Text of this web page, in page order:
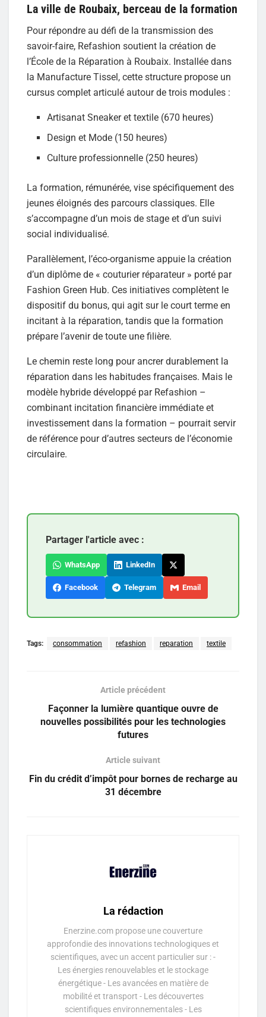
La ville de Roubaix, berceau de la formation
Pour répondre au défi de la transmission des
savoir-faire, Refashion soutient la création de
l’École de la Réparation à Roubaix. Installée dans
la Manufacture Tissel, cette structure propose un
cursus complet articulé autour de trois modules :
Artisanat Sneaker et textile (670 heures)
Design et Mode (150 heures)
Culture professionnelle (250 heures)
La formation, rémunérée, vise spécifiquement des
jeunes éloignés des parcours classiques. Elle
s’accompagne d’un mois de stage et d’un suivi
social individualisé.
Parallèlement, l’éco-organisme appuie la création
d’un diplôme de « couturier réparateur » porté par
Fashion Green Hub. Ces initiatives complètent le
dispositif du bonus, qui agit sur le court terme en
incitant à la réparation, tandis que la formation
prépare l’avenir de toute une filière.
Le chemin reste long pour ancrer durablement la
réparation dans les habitudes françaises. Mais le
modèle hybride développé par Refashion –
combinant incitation financière immédiate et
investissement dans la formation – pourrait servir
de référence pour d’autres secteurs de l’économie
circulaire.
Partager l'article avec :
WhatsApp LinkedIn
Facebook Telegram Email
Tags: consommation refashion reparation textile
Article précédent
Façonner la lumière quantique ouvre de
nouvelles possibilités pour les technologies
futures
Article suivant
Fin du crédit d’impôt pour bornes de recharge au
31 décembre
La rédaction
Enerzine.com propose une couverture
approfondie des innovations technologiques et
scientifiques, avec un accent particulier sur : -
Les énergies renouvelables et le stockage
énergétique - Les avancées en matière de
mobilité et transport - Les découvertes
scientifiques environnementales - Les